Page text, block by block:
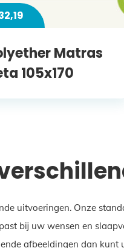
Matras
105x170
uitvoeringen. Onze
bij uw wensen en
afbeeldingen dan